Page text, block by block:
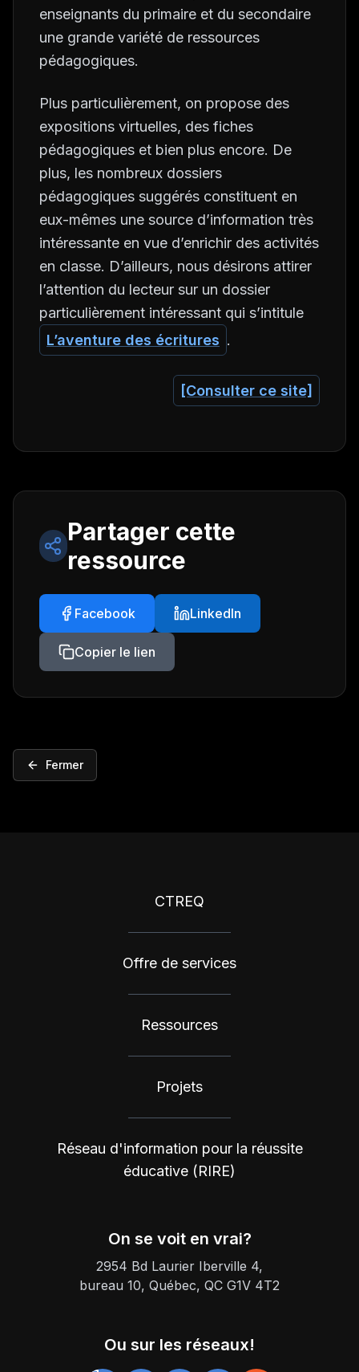
enseignants du primaire et du secondaire
une grande variété de ressources
pédagogiques.
Plus particulièrement, on propose des
expositions virtuelles, des fiches
pédagogiques et bien plus encore. De
plus, les nombreux dossiers
pédagogiques suggérés constituent en
eux-mêmes une source d’information très
intéressante en vue d’enrichir des activités
en classe. D’ailleurs, nous désirons attirer
l’attention du lecteur sur un dossier
particulièrement intéressant qui s’intitule
L’aventure des écritures .
[Consulter ce site]
Partager cette
ressource
Facebook LinkedIn
Copier le lien
Fermer
CTREQ
Offre de services
Ressources
Projets
Réseau d'information pour la réussite
éducative (RIRE)
On se voit en vrai?
2954 Bd Laurier Iberville 4,
bureau 10, Québec, QC G1V 4T2
Ou sur les réseaux!